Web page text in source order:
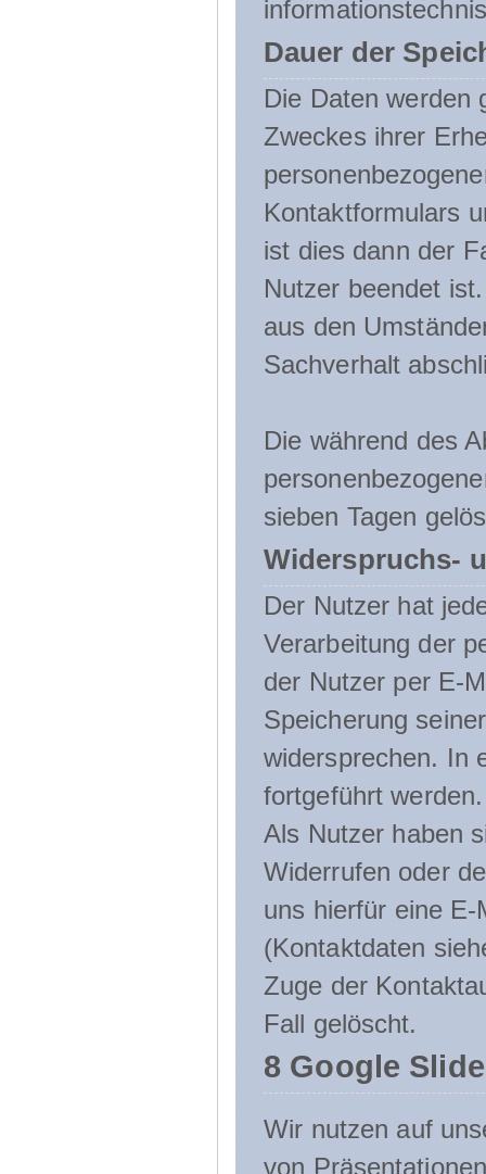
Dauer der
Die Daten werden
Zweckes ihrer
Kontaktformulars
ist dies dann der
Nutzer beendet
aus den
Sachverhalt
Die während des
sieben Tagen
Widerspruchs-
Der Nutzer hat
Verarbeitung der
der Nutzer per E-
Speicherung
widersprechen. In
fortgeführt werden.
Als Nutzer haben
Widerrufen oder
uns hierfür eine
(Kontaktdaten
Zuge der
Fall gelöscht.
8 Google
Wir nutzen auf
von